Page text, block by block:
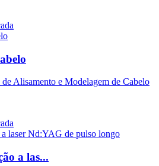
Alisamento e Modelagem de Cabelo
a las...